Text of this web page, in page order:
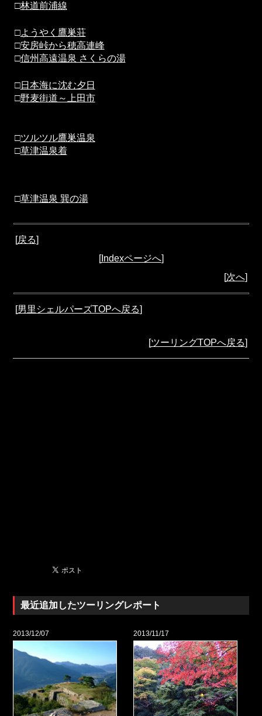
□林道前浦線
□ようやく鷹巣荘
□安房峠から穂高連峰
□信州高遠温泉 さくらの湯
□日本海に沈む夕日
□野麦街道～上田市
□ツルツル鷹巣温泉
□草津温泉着
□草津温泉 巽の湯
[戻る]
[Indexページへ]
[次へ]
[男里シェルパーズTOPへ戻る]
[ツーリングTOPへ戻る]
最近追加したツーリングレポート
2013/12/07 2013/11/17